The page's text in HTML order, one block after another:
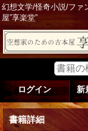
幻想文学/怪奇小説/ファ
屋”享楽堂”
ログイン 新
書籍詳細